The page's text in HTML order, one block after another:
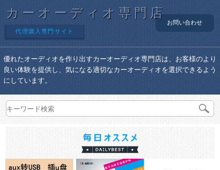
カーオーディオ専門店
代理購入専門サイト
お問い合わせ
優れたオーディオを作り出すカーオーディオ専門店は、お客様のより
良い体験を提供し、気になる適切なカーオーディオを選択できるよう
にしています。